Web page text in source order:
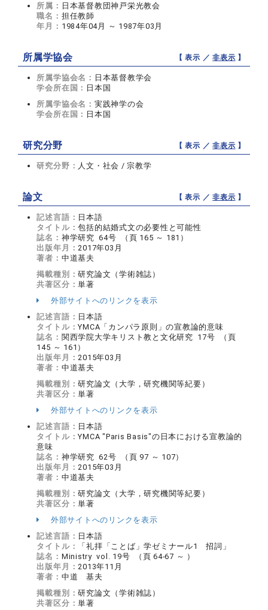
所属： 日本基督教団神戸栄光教会
職名： 担任教師
年月： 1984年04月 ～ 1987年03月
所属学協会 【 表示 ／非表示 】
所属学協会名： 日本基督教学会
学会所在国： 日本国
所属学協会名： 実践神学の会
学会所在国： 日本国
研究分野 【 表示 ／非表示 】
研究分野： 人文・社会 / 宗教学
論文 【 表示 ／非表示 】
記述言語： 日本語
タイトル：包括的結婚式文の必要性と可能性
誌名： 神学研究 64号 （頁 165 ～ 181）
出版年月： 2017年03月
著者： 中道基夫
掲載種別：研究論文（学術雑誌）
共著区分：単著
外部サイトへのリンクを表示
記述言語： 日本語
タイトル：YMCA「カンパラ原則」の宣教論的意味
誌名： 関西学院大学キリスト教と文化研究 17号 （頁
145 ～ 161）
出版年月： 2015年03月
著者： 中道基夫
掲載種別：研究論文（大学，研究機関等紀要）
共著区分：単著
外部サイトへのリンクを表示
記述言語： 日本語
タイトル：YMCA "Paris Basis"の日本における宣教論的
意味
誌名： 神学研究 62号 （頁 97 ～ 107）
出版年月： 2015年03月
著者： 中道基夫
掲載種別：研究論文（大学，研究機関等紀要）
共著区分：単著
外部サイトへのリンクを表示
記述言語： 日本語
タイトル：
「礼拝「ことば」学ゼミナール1 招詞」
誌名： Ministry vol. 19号 （頁 64-67 ～ ）
出版年月： 2013年11月
著者： 中道 基夫
掲載種別：研究論文（学術雑誌）
共著区分：単著